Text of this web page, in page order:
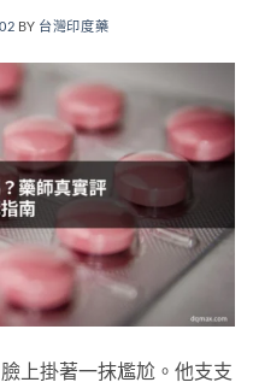
BY 台灣印度藥
上掛著一抹尷尬。他支支